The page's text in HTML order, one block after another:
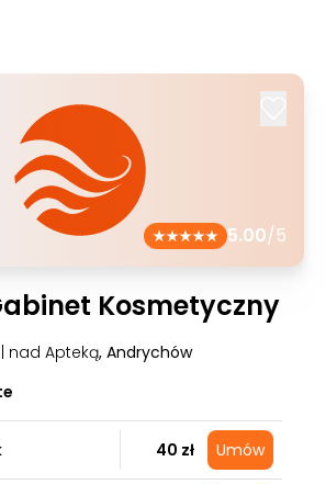
5.00/5
Kosmetyczny
| nad Apteką, Andrychów
40 zł Umów